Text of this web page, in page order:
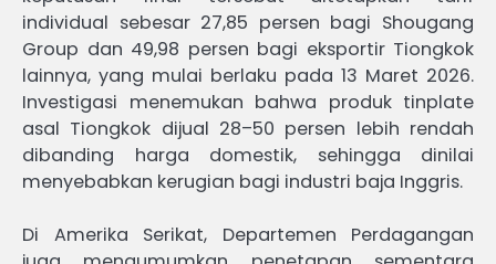
individual sebesar 27,85 persen bagi Shougang
Group dan 49,98 persen bagi eksportir Tiongkok
lainnya, yang mulai berlaku pada 13 Maret 2026.
Investigasi menemukan bahwa produk tinplate
asal Tiongkok dijual 28–50 persen lebih rendah
dibanding harga domestik, sehingga dinilai
menyebabkan kerugian bagi industri baja Inggris.
Di Amerika Serikat, Departemen Perdagangan